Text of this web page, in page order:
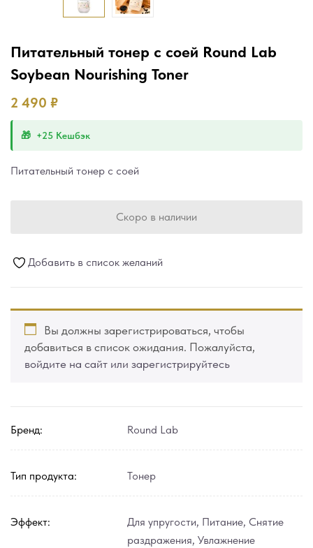
Питательный тонер с соей Round Lab
Soybean Nourishing Toner
2 490 ₽
+25 Кешбэк
Питательный тонер с соей
Скоро в наличии
Добавить в список желаний
Вы должны зарегистрироваться, чтобы
добавиться в список ожидания. Пожалуйста,
войдите на сайт или зарегистрируйтесь
Бренд: Round Lab
Тип продукта: Тонер
Эффект: Для упругости, Питание,Снятие
раздражения,Увлажнение